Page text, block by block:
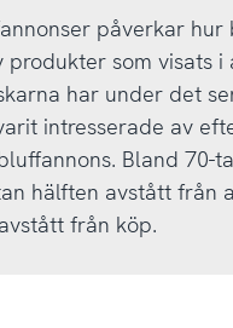
påverkar
som visats
har under det
intresserade av
Bland 70-
hälften avstått från
från köp.